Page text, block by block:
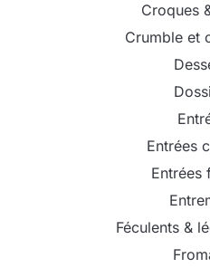
Croques
Crumble et
Entrées
Entrées
Féculents &